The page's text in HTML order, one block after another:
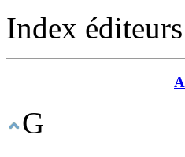
Index éditeurs
A
G